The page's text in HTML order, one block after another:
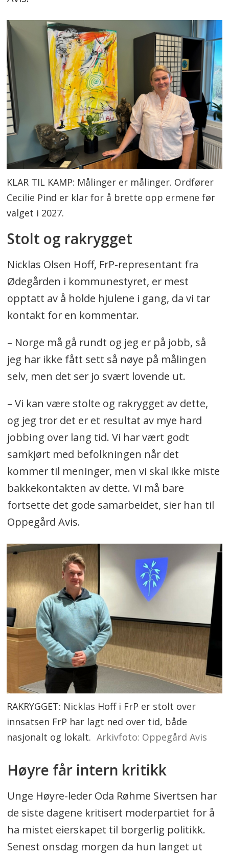
KLAR TIL KAMP: Målinger er målinger. Ordfører
Cecilie Pind er klar for å brette opp ermene før
valget i 2027.
Stolt og rakrygget
Nicklas Olsen Hoff, FrP-representant fra
Ødegården i kommunestyret, er mest
opptatt av å holde hjulene i gang, da vi tar
kontakt for en kommentar.
– Norge må gå rundt og jeg er på jobb, så
jeg har ikke fått sett så nøye på målingen
selv, men det ser jo svært lovende ut.
– Vi kan være stolte og rakrygget av dette,
og jeg tror det er et resultat av mye hard
jobbing over lang tid. Vi har vært godt
samkjørt med befolkningen når det
kommer til meninger, men vi skal ikke miste
bakkekontakten av dette. Vi må bare
fortsette det gode samarbeidet, sier han til
Oppegård Avis.
RAKRYGGET: Nicklas Hoff i FrP er stolt over
innsatsen FrP har lagt ned over tid, både
nasjonalt og lokalt. Arkivfoto: Oppegård Avis
Høyre får intern kritikk
Unge Høyre-leder Oda Røhme Sivertsen har
de siste dagene kritisert moderpartiet for å
ha mistet eierskapet til borgerlig politikk.
Senest onsdag morgen da hun langet ut